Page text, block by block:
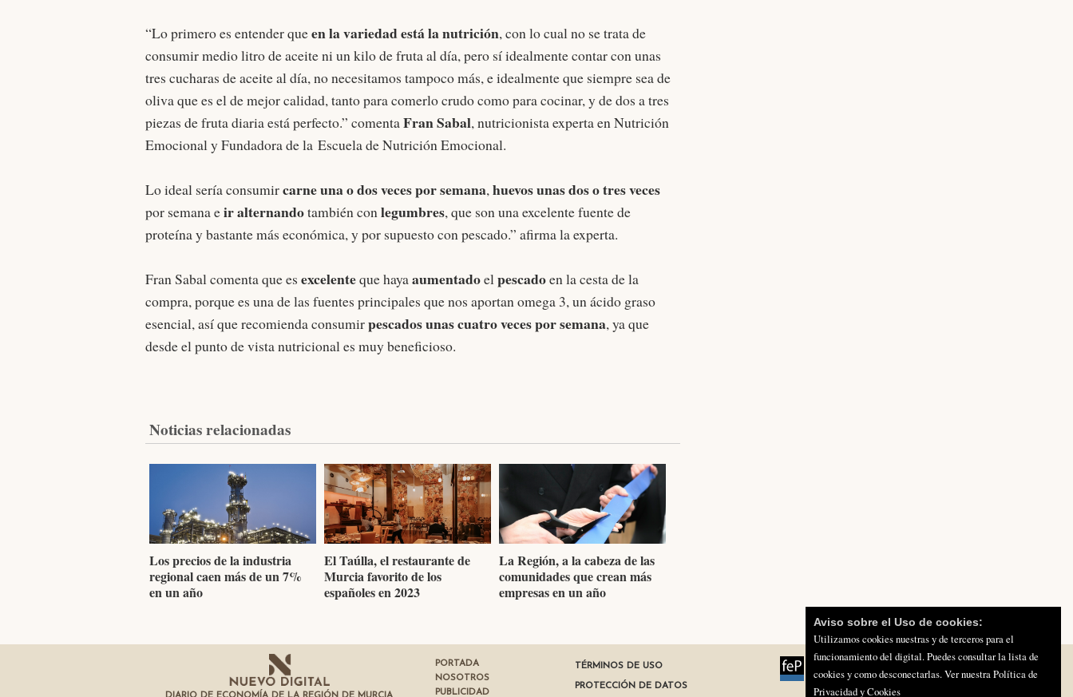
“Lo primero es entender queen la variedad está la nutrición, con lo cual no se trata de
consumir medio litro de aceite ni un kilo de fruta al día, pero sí idealmente contar con unas
tres cucharas de aceite al día, no necesitamos tampoco más, e idealmente que siempre sea de
oliva que es el de mejor calidad, tanto para comerlo crudo como para cocinar, y de dos a tres
piezas de fruta diaria está perfecto.” comentaFran Sabal, nutricionista experta en Nutrición
Emocional y Fundadora de la Escuela de Nutrición Emocional.
Lo ideal sería consumircarne una o dos veces por semana,huevos unas dos o tres veces
por semana eir alternandotambién conlegumbres, que son una excelente fuente de
proteína y bastante más económica, y por supuesto con pescado.” afirma la experta.
Fran Sabal comenta que es excelenteque hayaaumentadoelpescadoen la cesta de la
compra, porque es una de las fuentes principales que nos aportan omega 3, un ácido graso
esencial, así que recomienda consumirpescados unas cuatro veces por semana, ya que
desde el punto de vista nutricional es muy beneficioso.
Noticias relacionadas
Los precios de la industria
regional caen más de un 7%
en un año
El Taúlla, el restaurante de
Murcia favorito de los
españoles en 2023
La Región, a la cabeza de las
comunidades que crean más
empresas en un año
PORTADA
NOSOTROS
PUBLICIDAD
TÉRMINOS DE USO
PROTECCIÓN DE DATOS
Aviso sobre el Uso de cookies:
Utilizamos cookies nuestras y de terceros para el
funcionamiento del digital. Puedes consultar la lista de
cookies y como desconectarlas.Ver nuestra Política de
Privacidad y Cookies